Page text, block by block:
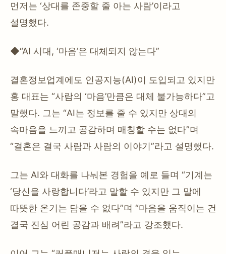
먼저는 ‘상대를 존중할 줄 아는 사람’이라고
설명했다.
◆“AI 시대, ‘마음’은 대체되지 않는다”
결혼정보업계에도 인공지능(AI)이 도입되고 있지만
홍 대표는 “사람의 ‘마음’만큼은 대체 불가능하다”고
말했다. 그는 “AI는 정보를 줄 수 있지만 상대의
속마음을 느끼고 공감하며 매칭할 수는 없다”며
“결혼은 결국 사람과 사람의 이야기”라고 설명했다.
그는 AI와 대화를 나눠본 경험을 예로 들며 “기계는
‘당신을 사랑합니다’라고 말할 수 있지만 그 말에
따뜻한 온기는 담을 수 없다”며 “마음을 움직이는 건
결국 진심 어린 공감과 배려”라고 강조했다.